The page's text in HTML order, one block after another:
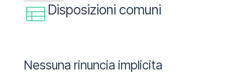
Disposizioni comuni
Nessuna rinuncia implicita